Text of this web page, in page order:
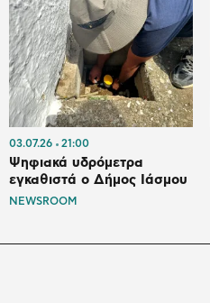
03.07.26 21:00
Ψηφιακά υδρόμετρα
εγκαθιστά ο Δήμος Ιάσμου
NEWSROOM